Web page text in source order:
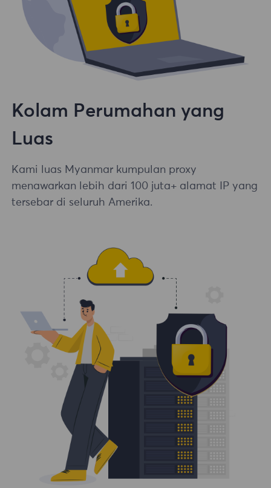
Kolam Perumahan yang
Luas
Kami luas Myanmar kumpulan proxy
menawarkan lebih dari 100 juta+ alamat IP yang
tersebar di seluruh Amerika.